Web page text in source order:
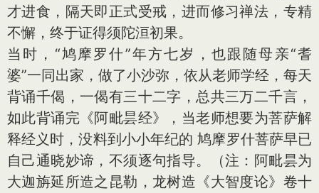
才进食，隔天即正式受戒，进而修习禅法，专精
不懈，终于证得须陀洹初果。
当时，“鸠摩罗什”年方七岁，也跟随母亲“耆
婆”一同出家，做了小沙弥，依从老师学经，每天
背诵千偈，一偈有三十二字，总共三万二千言，
如此背诵完《阿毗昙经》，当老师想要为菩萨解
释经义时，没料到小小年纪的 鸠摩罗什菩萨早已
自己通晓妙谛，不须逐句指导。（注：阿毗昙为
大迦旃延所造之昆勒，龙树造《大智度论》卷十